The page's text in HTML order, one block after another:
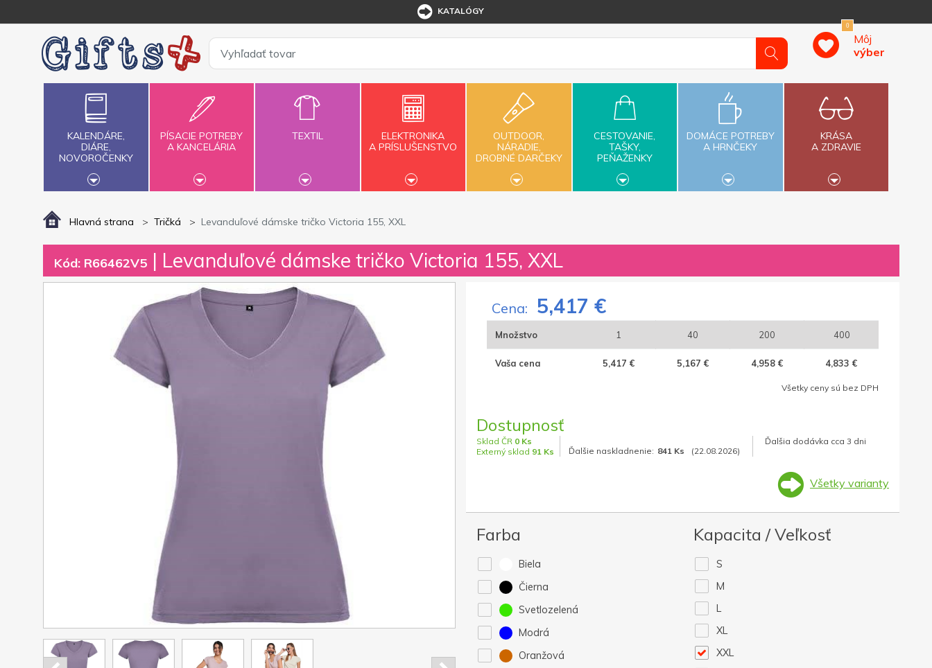
KATALÓGY
0
Môj
výber
KALENDÁRE,
DIÁRE,
NOVOROČENKY
PÍSACIE POTREBY
A KANCELÁRIA
TEXTIL
ELEKTRONIKA
A PRÍSLUŠENSTVO
OUTDOOR,
NÁRADIE,
DROBNÉ DARČEKY
CESTOVANIE,
TAŠKY,
PEŇAŽENKY
DOMÁCE POTREBY
A HRNČEKY
KRÁSA
A ZDRAVIE
Hlavná strana Tričká Levanduľové dámske tričko Victoria 155, XXL
Kód: R66462V5 | Levanduľové dámske tričko Victoria 155, XXL
Cena: 5,417 €
Množstvo 1 40 200 400
Vaša cena 5,417 € 5,167 € 4,958 € 4,833 €
Všetky ceny sú bez DPH
Dostupnosť
Sklad ČR 0 Ks
Externý sklad 91 Ks Ďalšie naskladnenie: 841 Ks (22.08.2026)
Ďalšia dodávka cca 3 dni
Všetky varianty
Farba
Biela
Čierna
Svetlozelená
Modrá
Oranžová
Kapacita / Veľkosť
S
M
L
XL
XXL